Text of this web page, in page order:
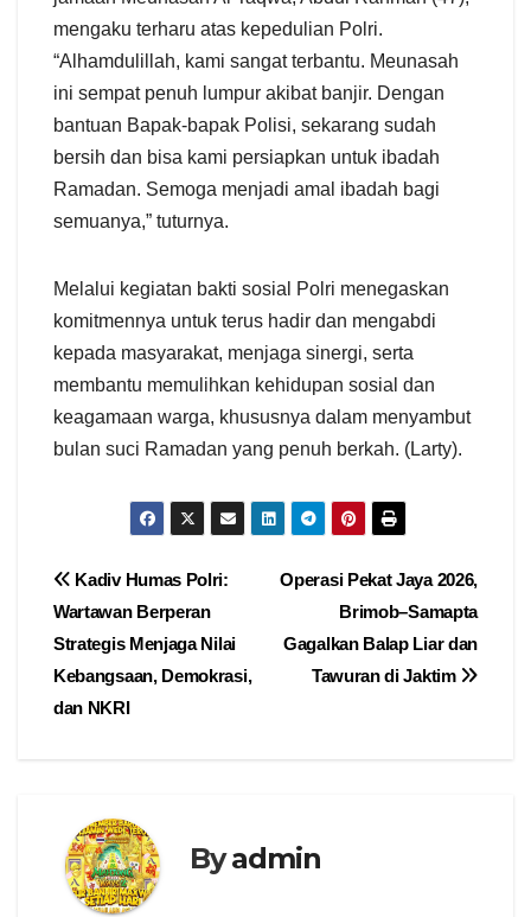
mengaku terharu atas kepedulian Polri.
“Alhamdulillah, kami sangat terbantu. Meunasah
ini sempat penuh lumpur akibat banjir. Dengan
bantuan Bapak-bapak Polisi, sekarang sudah
bersih dan bisa kami persiapkan untuk ibadah
Ramadan. Semoga menjadi amal ibadah bagi
semuanya,” tuturnya.
Melalui kegiatan bakti sosial Polri menegaskan
komitmennya untuk terus hadir dan mengabdi
kepada masyarakat, menjaga sinergi, serta
membantu memulihkan kehidupan sosial dan
keagamaan warga, khususnya dalam menyambut
bulan suci Ramadan yang penuh berkah. (Larty).
Navigasi
pos
Operasi Pekat Jaya 2026,
Brimob–Samapta
Gagalkan Balap Liar dan
Tawuran di Jaktim
Kadiv Humas Polri:
Wartawan Berperan
Strategis Menjaga Nilai
Kebangsaan, Demokrasi,
dan NKRI
Byadmin